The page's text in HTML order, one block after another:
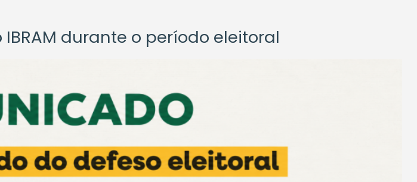
durante o período eleitoral